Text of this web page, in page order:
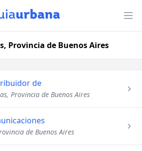
Provincia de Buenos Aires
de
Provincia de Buenos Aires
de Buenos Aires